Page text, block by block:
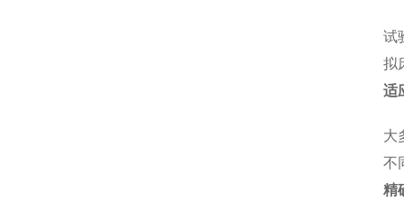
试
拟
适
大
不
精